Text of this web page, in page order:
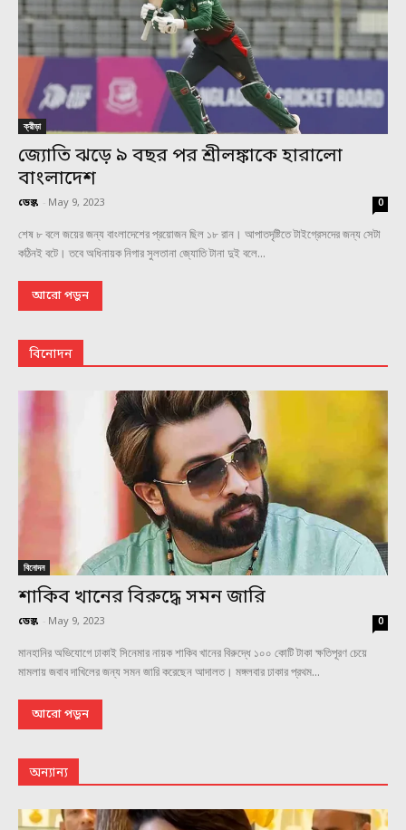
ক্রীড়া
জ্যোতি ঝড়ে ৯ বছর পর শ্রীলঙ্কাকে হারালো
বাংলাদেশ
ডেস্ক - May 9, 2023 0
শেষ ৮ বলে জয়ের জন্য বাংলাদেশের প্রয়োজন ছিল ১৮ রান। আপাতদৃষ্টিতে টাইগ্রেসদের জন্য সেটা
কঠিনই বটে। তবে অধিনায়ক নিগার সুলতানা জ্যোতি টানা দুই বলে...
আরো পড়ুন
বিনোদন
বিনোদন
শাকিব খানের বিরুদ্ধে সমন জারি
ডেস্ক - May 9, 2023 0
মানহানির অভিযোগে ঢাকাই সিনেমার নায়ক শাকিব খানের বিরুদ্ধে ১০০ কোটি টাকা ক্ষতিপূরণ চেয়ে
মামলায় জবাব দাখিলের জন্য সমন জারি করেছেন আদালত। মঙ্গলবার ঢাকার প্রথম...
আরো পড়ুন
অন্যান্য